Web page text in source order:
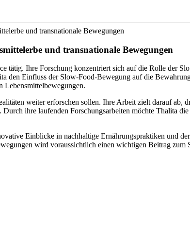
und transnationale Bewegungen
und transnationale Bewegungen
tätig. Ihre Forschung konzentriert sich auf die Rolle der
den Einfluss der Slow-Food-Bewegung auf die
Lebensmittelbewegungen.
weiter erforschen sollen. Ihre Arbeit zielt darauf ab,
ihre laufenden Forschungsarbeiten möchte Thalita
Einblicke in nachhaltige Ernährungspraktiken und
wird voraussichtlich einen wichtigen Beitrag zum